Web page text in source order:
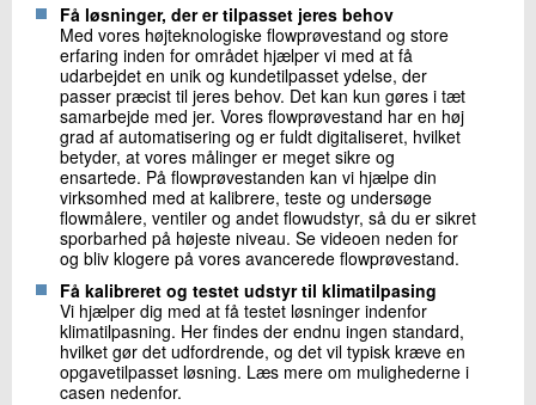
Få løsninger, der er tilpasset jeres behov
Med vores højteknologiske flowprøvestand og store
erfaring inden for området hjælper vi med at få
udarbejdet en unik og kundetilpasset ydelse, der
passer præcist til jeres behov. Det kan kun gøres i tæt
samarbejde med jer. Vores flowprøvestand har en høj
grad af automatisering og er fuldt digitaliseret, hvilket
betyder, at vores målinger er meget sikre og
ensartede. På flowprøvestanden kan vi hjælpe din
virksomhed med at kalibrere, teste og undersøge
flowmålere, ventiler og andet flowudstyr, så du er sikret
sporbarhed på højeste niveau. Se videoen neden for
og bliv klogere på vores avancerede flowprøvestand.
Få kalibreret og testet udstyr til klimatilpasing
Vi hjælper dig med at få testet løsninger indenfor
klimatilpasning. Her findes der endnu ingen standard,
hvilket gør det udfordrende, og det vil typisk kræve en
opgavetilpasset løsning. Læs mere om mulighederne i
casen nedenfor.